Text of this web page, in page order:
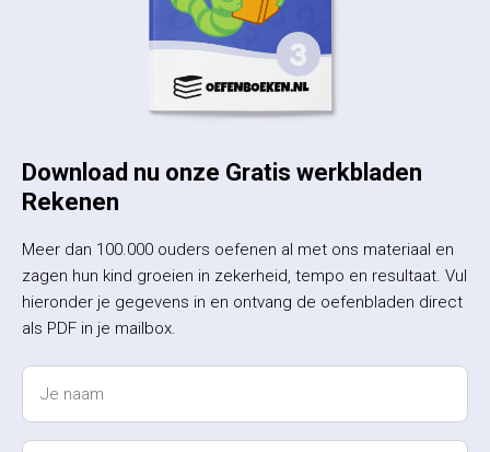
Download nu onze Gratis werkbladen
Rekenen
Meer dan 100.000 ouders oefenen al met ons materiaal en
zagen hun kind groeien in zekerheid, tempo en resultaat. Vul
hieronder je gegevens in en ontvang de oefenbladen direct
als PDF in je mailbox.